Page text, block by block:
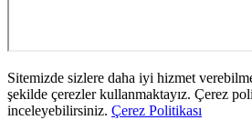
Sitemizde sizlere daha iyi hizmet
şekilde çerezler kullanmaktayız. Çerez
inceleyebilirsiniz. Çerez Politikası